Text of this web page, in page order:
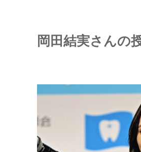
岡田結実さんの